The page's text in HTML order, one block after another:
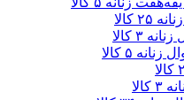
زنانه
زنانه